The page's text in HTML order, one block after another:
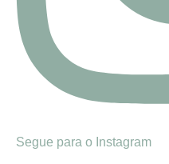
Segue para o Instagram